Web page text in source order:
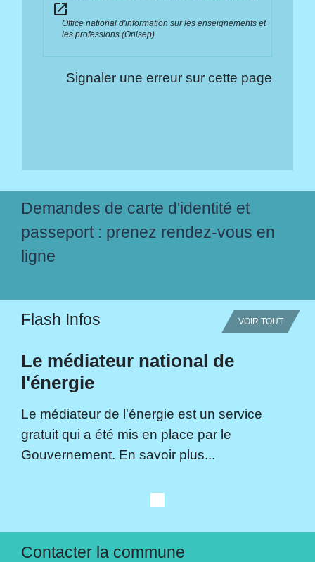
open_in_new
Office national d'information sur les enseignements et
les professions (Onisep)
Signaler une erreur sur cette page
Demandes de carte d'identité et
passeport : prenez rendez-vous en
ligne
Flash Infos VOIR TOUT
Le médiateur national de
l'énergie
Le médiateur de l'énergie est un service
gratuit qui a été mis en place par le
Gouvernement. En savoir plus...
Contacter la commune